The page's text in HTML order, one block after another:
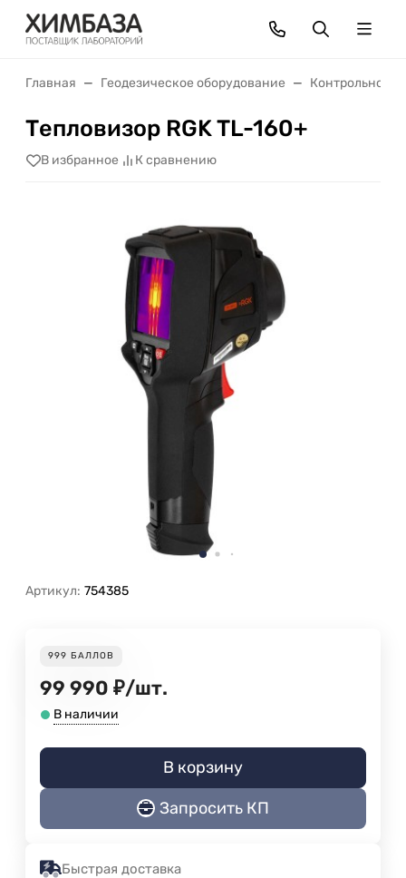
Главная Геодезическое оборудование Контрольно-
Тепловизор RGK TL-160+
В избранное К сравнению
Артикул: 754385
999 БАЛЛОВ
99 990 ₽/шт.
В наличии
В корзину
Запросить КП
Быстрая доставка